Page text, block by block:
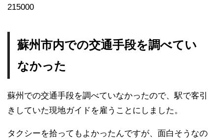
215000
蘇州市内での交通手段を調べてい
なかった
蘇州での交通手段を調べていなかったので、駅で客引
きしていた現地ガイドを雇うことにしました。
タクシーを拾ってもよかったんですが、面白そうなの